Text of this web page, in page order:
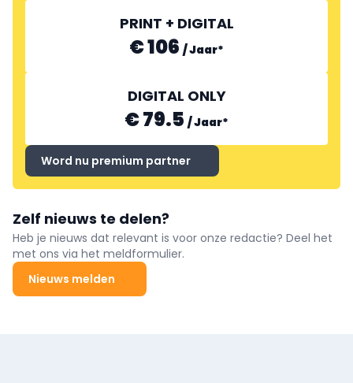
PRINT + DIGITAL
€ 106 /Jaar*
DIGITAL ONLY
€ 79.5 /Jaar*
Word nu premium partner
Zelf nieuws te delen?
Heb je nieuws dat relevant is voor onze redactie? Deel het
met ons via het meldformulier.
Nieuws melden